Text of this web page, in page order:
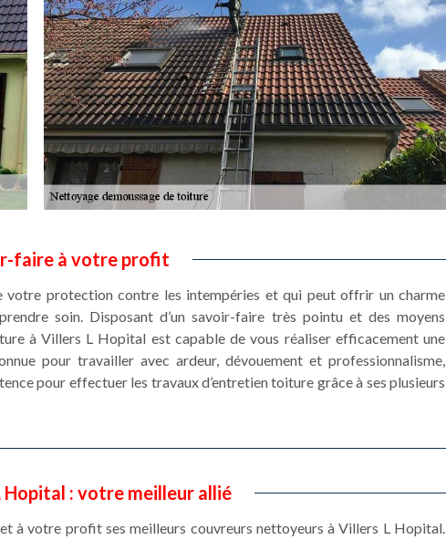
faire à votre profit
votre protection contre les intempéries et qui peut offrir un charme
soin. Disposant d’un savoir-faire très pointu et des moyens
à Villers L Hopital est capable de vous réaliser efficacement une
pour travailler avec ardeur, dévouement et professionnalisme,
pour effectuer les travaux d’entretien toiture grâce à ses plusieurs
Hopital : votre meilleur allié
à votre profit ses meilleurs couvreurs nettoyeurs à Villers L Hopital.